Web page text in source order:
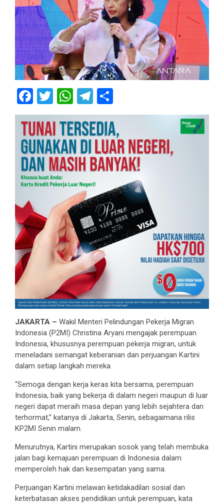
Facebook
Twitter
WhatsApp
Telegram
JAKARTA – Wakil Menteri Pelindungan Pekerja Migran
Indonesia (P2MI) Christina Aryani mengajak perempuan
Indonesia, khususnya perempuan pekerja migran, untuk
meneladani semangat keberanian dan perjuangan Kartini
dalam setiap langkah mereka.
“Semoga dengan kerja keras kita bersama, perempuan
Indonesia, baik yang bekerja di dalam negeri maupun di luar
negeri dapat meraih masa depan yang lebih sejahtera dan
terhormat,” katanya di Jakarta, Senin, sebagaimana rilis
KP2MI Senin malam.
Menurutnya, Kartini merupakan sosok yang telah membuka
jalan bagi kemajuan perempuan di Indonesia dalam
memperoleh hak dan kesempatan yang sama.
Perjuangan Kartini melawan ketidakadilan sosial dan
keterbatasan akses pendidikan untuk perempuan, kata